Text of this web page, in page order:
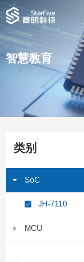
首页
IP
数据中心
智慧教育
类别
SoC
JH-7110
MCU